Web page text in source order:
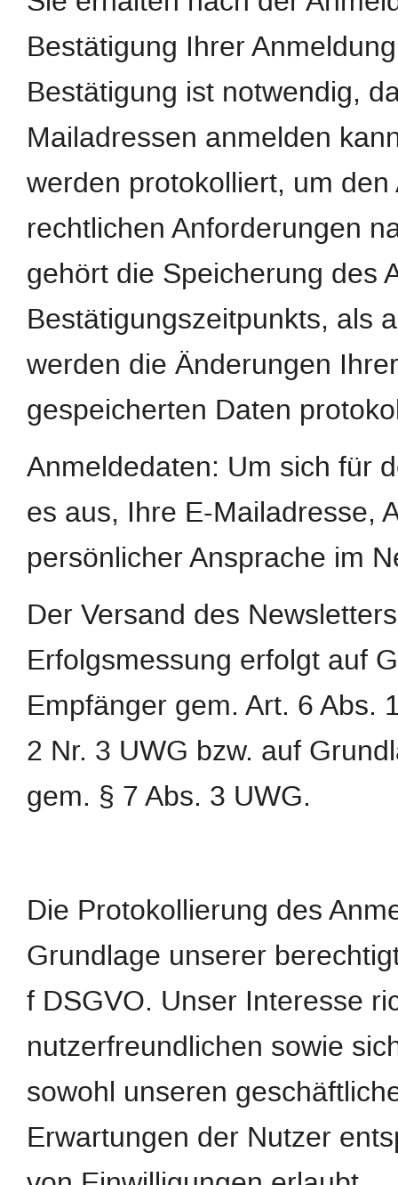
Bestätigung Ihrer
Bestätigung ist notwendig,
Mailadressen anmelden
werden protokolliert, um
rechtlichen Anforderungen
gehört die Speicherung des
Bestätigungszeitpunkts, als
werden die Änderungen
gespeicherten Daten
Anmeldedaten: Um sich für
es aus, Ihre E-Mailadresse,
persönlicher Ansprache im
Der Versand des
Erfolgsmessung erfolgt auf
Empfänger gem. Art. 6 Abs.
2 Nr. 3 UWG bzw. auf
gem. § 7 Abs. 3 UWG.
Die Protokollierung des
Grundlage unserer
f DSGVO. Unser Interesse
nutzerfreundlichen sowie
sowohl unseren
Erwartungen der Nutzer